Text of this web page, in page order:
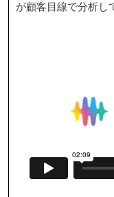
が顧客目線で分析し